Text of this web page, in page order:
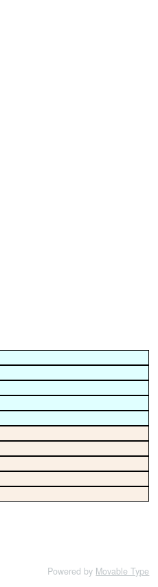
Powered by Movable Type